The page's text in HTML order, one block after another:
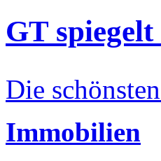
GT
Die
Immobilien